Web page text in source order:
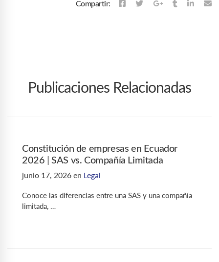
Compartir:
Publicaciones Relacionadas
Constitución de empresas en Ecuador
2026 | SAS vs. Compañía Limitada
junio 17, 2026 en Legal
Conoce las diferencias entre una SAS y una compañía
limitada, …